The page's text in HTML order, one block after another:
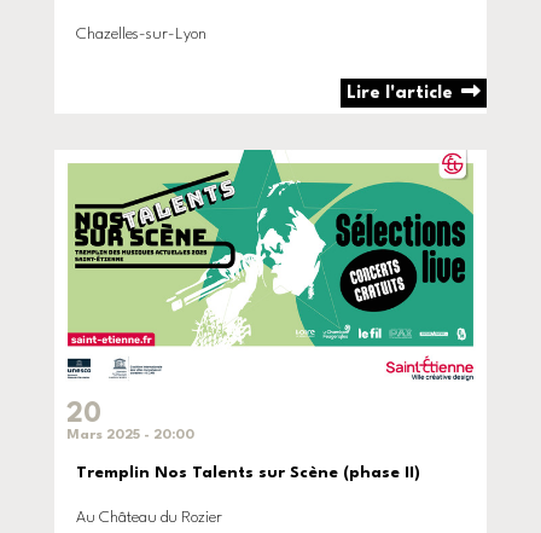
Chazelles-sur-Lyon
Lire l'article
20
Mars 2025 - 20:00
Tremplin Nos Talents sur Scène (phase II)
Au Château du Rozier